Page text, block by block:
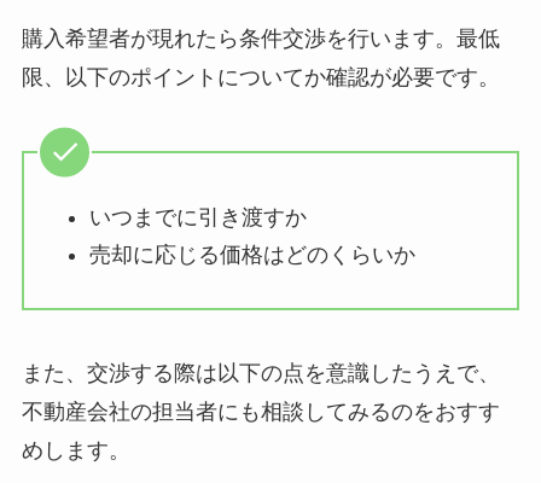
購入希望者が現れたら条件交渉を行います。最低
限、以下のポイントについてか確認が必要です。
いつまでに引き渡すか
売却に応じる価格はどのくらいか
また、交渉する際は以下の点を意識したうえで、
不動産会社の担当者にも相談してみるのをおすす
めします。